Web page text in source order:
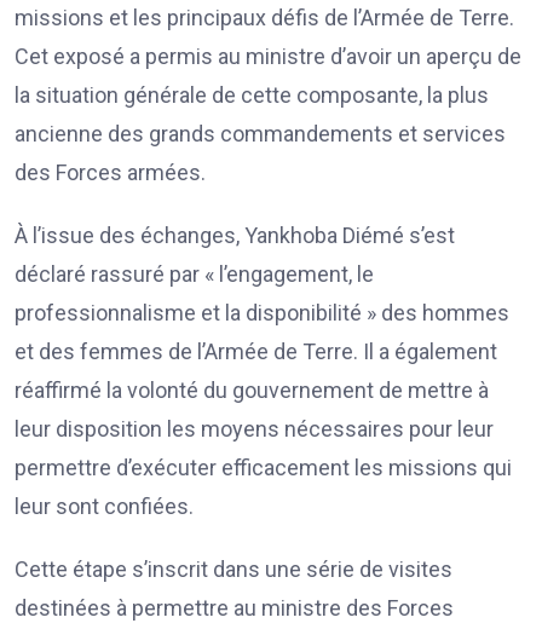
missions et les principaux défis de l’Armée de Terre.
Cet exposé a permis au ministre d’avoir un aperçu de
la situation générale de cette composante, la plus
ancienne des grands commandements et services
des Forces armées.
À l’issue des échanges, Yankhoba Diémé s’est
déclaré rassuré par « l’engagement, le
professionnalisme et la disponibilité » des hommes
et des femmes de l’Armée de Terre. Il a également
réaffirmé la volonté du gouvernement de mettre à
leur disposition les moyens nécessaires pour leur
permettre d’exécuter efficacement les missions qui
leur sont confiées.
Cette étape s’inscrit dans une série de visites
destinées à permettre au ministre des Forces